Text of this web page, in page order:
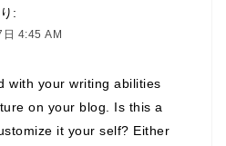
:
4:45 AM
with your writing abilities
on your blog. Is this a
it your self? Either